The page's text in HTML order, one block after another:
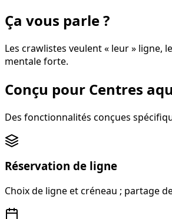
Ça vous parle ?
Les crawlistes veulent « leur »
mentale forte.
Conçu pour Centres
Des fonctionnalités conçues
Réservation de ligne
Choix de ligne et créneau ; partage